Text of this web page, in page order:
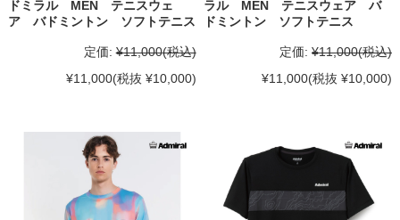
ドミラル MEN テニスウェ
ア バドミントン ソフトテニス
定価: ¥11,000(税込)
¥11,000(税抜 ¥10,000)
ラル MEN テニスウェア バ
ドミントン ソフトテニス
定価: ¥11,000(税込)
¥11,000(税抜 ¥10,000)